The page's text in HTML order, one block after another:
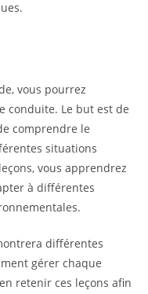
vous pourrez
conduite. Le but est de
comprendre le
situations
vous apprendrez
à différentes
différentes
gérer chaque
retenir ces leçons afin